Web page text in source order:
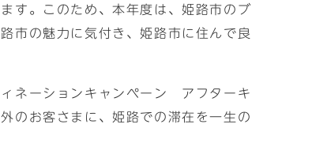
す。このため、本年度は、姫路市のブ
市の魅力に気付き、姫路市に住んで良
ネーションキャンペーン アフターキ
のお客さまに、姫路での滞在を一生の